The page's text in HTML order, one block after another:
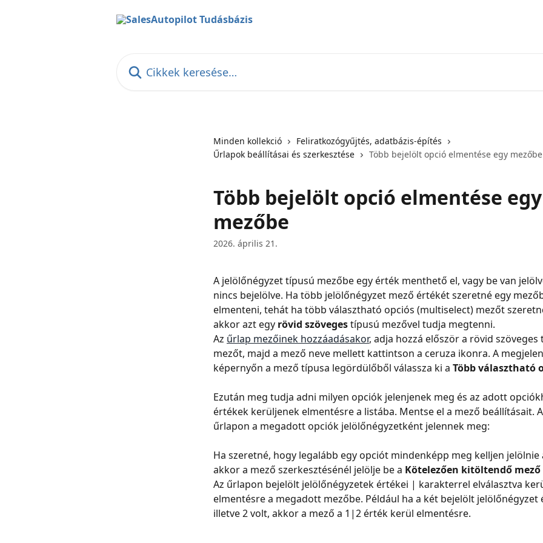
Minden kollekció
Feliratkozógyűjtés, adatbázis-építés
Űrlapok beállításai és szerkesztése
Több bejelölt opció elmentése egy mezőbe
Több bejelölt opció elmentése egy
mezőbe
2026. április 21.
A jelölőnégyzet típusú mezőbe egy érték menthető el, vagy be van
nincs bejelölve. Ha több jelölőnégyzet mező értékét szeretné egy
elmenteni, tehát ha több választható opciós (multiselect) mezőt
akkor azt egy rövid szöveges típusú mezővel tudja megtenni.
Az űrlap mezőinek hozzáadásakor, adja hozzá először a rövid szöveges
mezőt, majd a mező neve mellett kattintson a ceruza ikonra. A
képernyőn a mező típusa legördülőből válassza ki a Több választható
Ezután meg tudja adni milyen opciók jelenjenek meg és az adott
értékek kerüljenek elmentésre a listába. Mentse el a mező beállításait.
űrlapon a megadott opciók jelölőnégyzetként jelennek meg:
Ha szeretné, hogy legalább egy opciót mindenképp meg kelljen
akkor a mező szerkesztésénél jelölje be a Kötelezően kitöltendő mező
Az űrlapon bejelölt jelölőnégyzetek értékei | karakterrel elválasztva
elmentésre a megadott mezőbe. Például ha a két bejelölt jelölőnégyzet
illetve 2 volt, akkor a mező a 1|2 érték kerül elmentésre.